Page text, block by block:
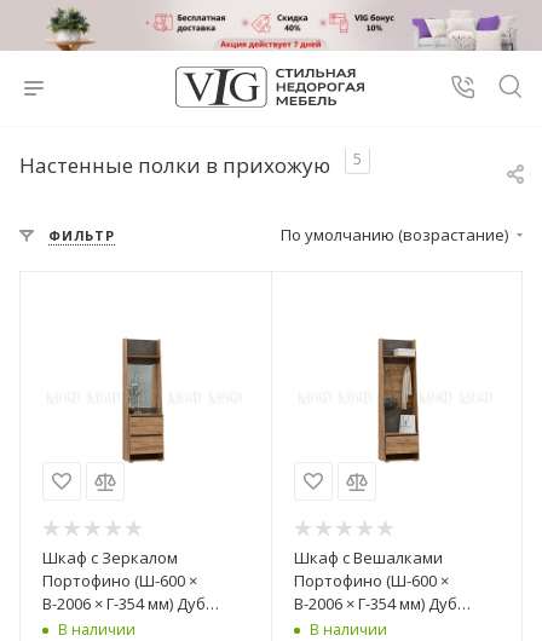
Настенные полки в прихожую 5
ФИЛЬТР По умолчанию (возрастание)
Шкаф с Зеркалом
Портофино (Ш-600 ×
В-2006 × Г-354 мм) Дуб
Крафт/Бетон
В наличии
Шкаф с Вешалками
Портофино (Ш-600 ×
В-2006 × Г-354 мм) Дуб
Крафт/Бетон
В наличии